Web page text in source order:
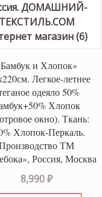
и Хлопок»
Легкое-летнее
одеяло 50%
Хлопок
окно). Ткань:
Хлопок-Перкаль.
ТМ
Россия, Москва
8,990₽